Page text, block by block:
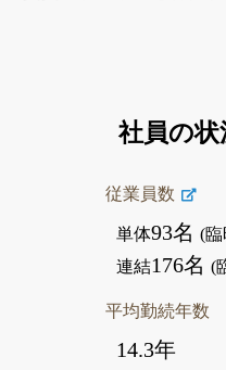
社員の状
従業員数
単体93名(臨
連結176名(
平均勤続年数
14.3年